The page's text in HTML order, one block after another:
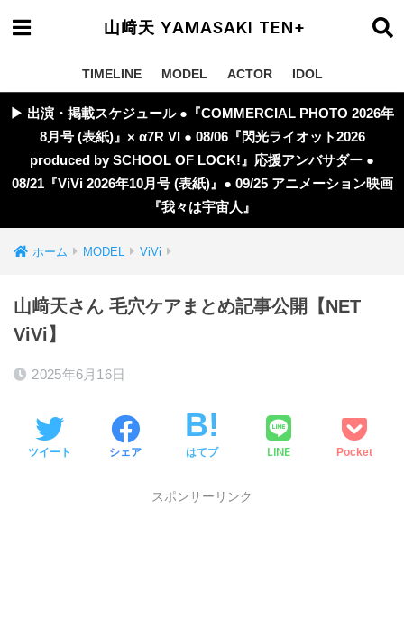
山﨑天 YAMASAKI TEN+
TIMELINE MODEL ACTOR IDOL
▶︎ 出演・掲載スケジュール ●『COMMERCIAL PHOTO 2026年
8月号 (表紙)』× α7R VI ● 08/06『閃光ライオット2026
produced by SCHOOL OF LOCK!』応援アンバサダー ●
08/21『ViVi 2026年10月号 (表紙)』● 09/25 アニメーション映画
『我々は宇宙人』
ホーム MODEL ViVi
山﨑天さん 毛穴ケアまとめ記事公開【NET
ViVi】
2025年6月16日
ツイート シェア はてブ LINE Pocket
スポンサーリンク